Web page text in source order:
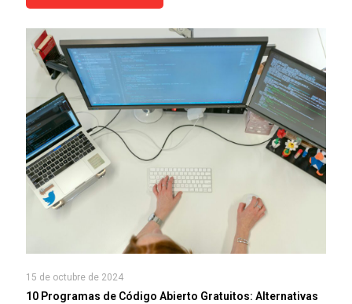
15 de octubre de 2024
10 Programas de Código Abierto Gratuitos: Alternativas